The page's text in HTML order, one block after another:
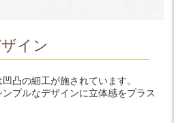
イン
凸の細工が施されています。
プルなデザインに立体感をプラス